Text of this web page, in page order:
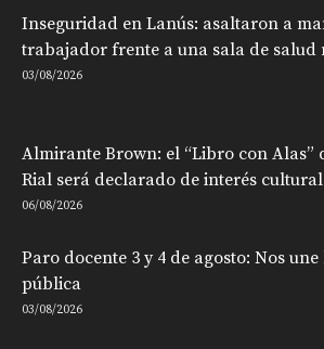
Inseguridad en Lanús: asaltaron a
trabajador frente a una sala de salud
03/08/2026
Almirante Brown: el “Libro con Alas”
Rial será declarado de interés
06/08/2026
Paro docente 3 y 4 de agosto: Nos
pública
03/08/2026